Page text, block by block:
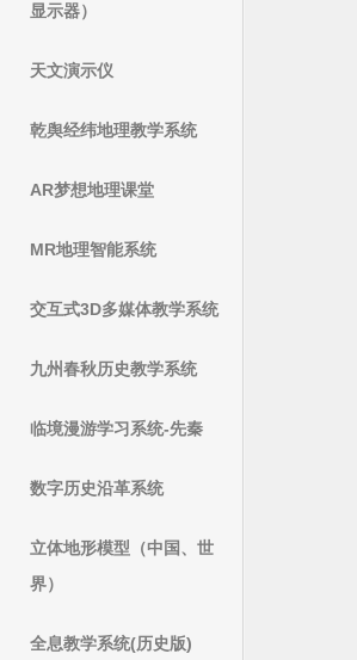
显示器）
天文演示仪
乾舆经纬地理教学系统
AR梦想地理课堂
MR地理智能系统
交互式3D多媒体教学系统
九州春秋历史教学系统
临境漫游学习系统-先秦
数字历史沿革系统
立体地形模型（中国、世
界）
全息教学系统(历史版)